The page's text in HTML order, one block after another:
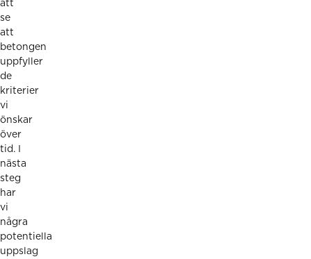
att
se
att
betongen
uppfyller
de
kriterier
vi
önskar
över
tid. I
nästa
steg
har
vi
några
potentiella
uppslag